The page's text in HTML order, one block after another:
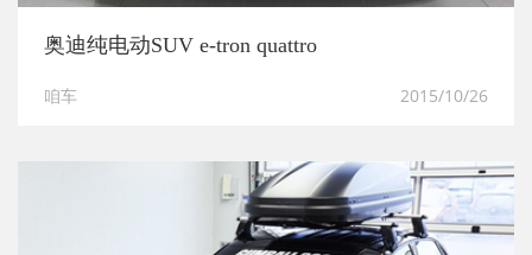
奥迪纯电动SUV e-tron quattro
咱车 2015/10/26